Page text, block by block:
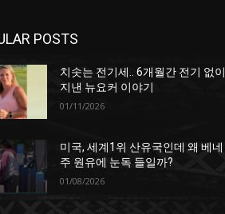
POSTS
치솟는 전기세.. 6개월간 전기 없이
지낸 뉴요커 이야기
01/11/2026
미국, 세계1위 산유국인데 왜 베네
주 원유에 눈독 들일까?
01/08/2026